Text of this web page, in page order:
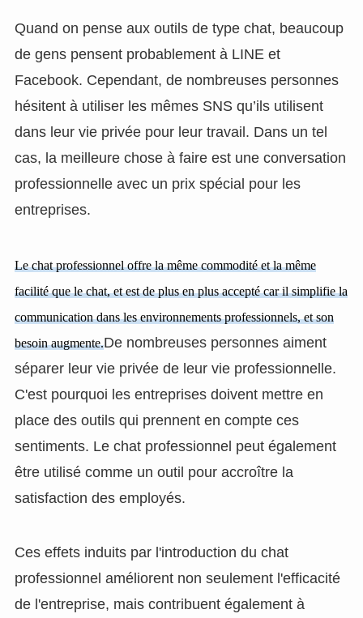
Quand on pense aux outils de type chat, beaucoup
de gens pensent probablement à LINE et
Facebook. Cependant, de nombreuses personnes
hésitent à utiliser les mêmes SNS qu’ils utilisent
dans leur vie privée pour leur travail. Dans un tel
cas, la meilleure chose à faire est une conversation
professionnelle avec un prix spécial pour les
entreprises.
Le chat professionnel offre la même commodité et la même
facilité que le chat, et est de plus en plus accepté car il simplifie la
communication dans les environnements professionnels, et son
besoin augmente.De nombreuses personnes aiment
séparer leur vie privée de leur vie professionnelle.
C'est pourquoi les entreprises doivent mettre en
place des outils qui prennent en compte ces
sentiments. Le chat professionnel peut également
être utilisé comme un outil pour accroître la
satisfaction des employés.
Ces effets induits par l'introduction du chat
professionnel améliorent non seulement l'efficacité
de l'entreprise, mais contribuent également à